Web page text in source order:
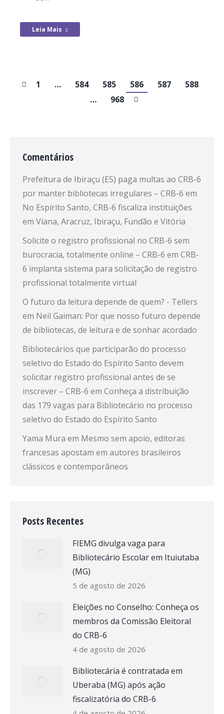
Leia Mais
1 … 584 585 586 587
588
…
968
Comentários
Prefeitura de Ibiraçu (ES) paga multas ao CRB-6
por manter bibliotecas irregulares – CRB-6 em
No Espírito Santo, CRB-6 fiscaliza instituições
em Viana, Aracruz, Ibiraçu, Fundão e Vitória
Solicite o registro profissional no CRB-6 sem
burocracia, totalmente online – CRB-6 em CRB-
6 implanta sistema para solicitação de registro
profissional totalmente virtual
O futuro da leitura depende de quem? - Tellers
em Neil Gaiman: Por que nosso futuro depende
de bibliotecas, de leitura e de sonhar acordado
Bibliotecários que participarão do processo
seletivo do Estado do Espírito Santo devem
solicitar registro profissional antes de se
inscrever – CRB-6 em Conheça a distribuição
das 179 vagas para Bibliotecário no processo
seletivo do Estado do Espírito Santo
Yama Mura em Mesmo sem apoio, editoras
francesas apostam em autores brasileiros
clássicos e contemporâneos
Posts Recentes
FIEMG divulga vaga para
Bibliotecário Escolar em Ituiutaba
(MG)
5 de agosto de 2026
Eleições no Conselho: Conheça os
membros da Comissão Eleitoral
do CRB-6
4 de agosto de 2026
Bibliotecária é contratada em
Uberaba (MG) após ação
fiscalizatória do CRB-6